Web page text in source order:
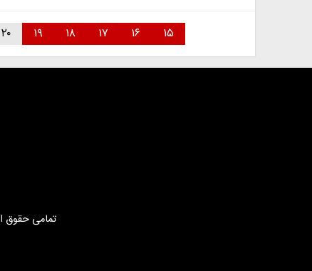
۱۵ ۱۶ ۱۷ ۱۸ ۱۹ ۲۰
تمامی حقوق